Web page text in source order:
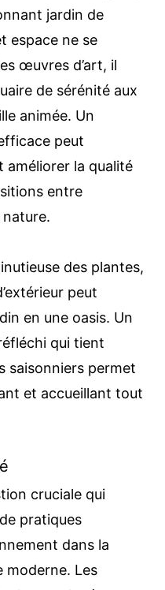
jardin de
espace ne se
œuvres d’art, il
de sérénité aux
animée. Un
peut
améliorer la qualité
entre
nature.
des plantes,
peut
en une oasis. Un
qui tient
saisonniers permet
et accueillant tout
cruciale qui
pratiques
dans la
moderne. Les